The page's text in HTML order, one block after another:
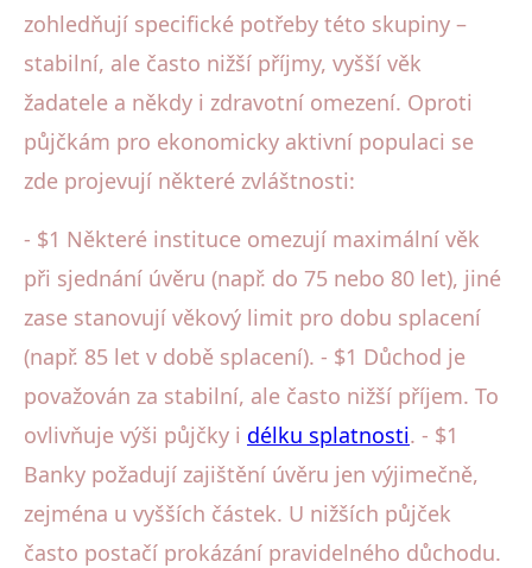
zohledňují specifické potřeby této skupiny –
stabilní, ale často nižší příjmy, vyšší věk
žadatele a někdy i zdravotní omezení. Oproti
půjčkám pro ekonomicky aktivní populaci se
zde projevují některé zvláštnosti:
- $1 Některé instituce omezují maximální věk
při sjednání úvěru (např. do 75 nebo 80 let), jiné
zase stanovují věkový limit pro dobu splacení
(např. 85 let v době splacení). - $1 Důchod je
považován za stabilní, ale často nižší příjem. To
ovlivňuje výši půjčky i délku splatnosti. - $1
Banky požadují zajištění úvěru jen výjimečně,
zejména u vyšších částek. U nižších půjček
často postačí prokázání pravidelného důchodu.